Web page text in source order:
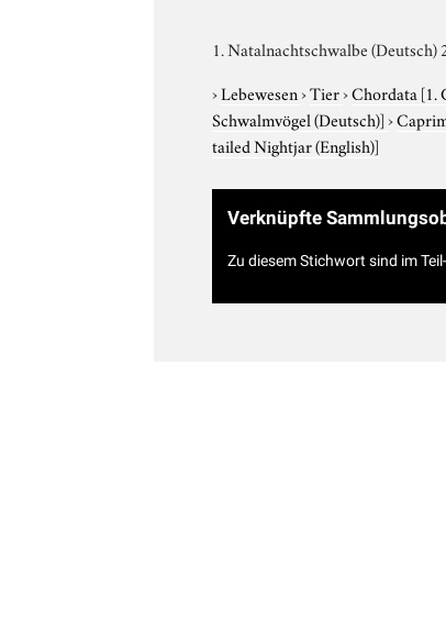
1. Natalnachtschwalbe
›Lebewesen›Tier›Chordata [1.
Schwalmvögel (Deutsch)]›
tailed Nightjar (English)]
Verknüpfte
Zu diesem Stichwort sind im